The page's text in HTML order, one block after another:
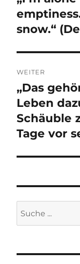
Beitrag:
snow.“
WEITER
Nächster
Beitrag:
„Das
Leben
Schäuble
Tage vor